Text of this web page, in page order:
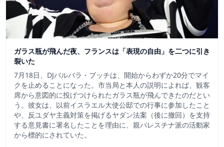
ガラス瓶が飛んだ夜、フランスは「表現の自由」を二つに引き
裂いた
7月18日、DJバルバラ・ブッチは、開始からわずか20分でマイ
クを止めることになった。市当局と本人の説明によれば、観客
席から意図的に投げつけられたガラス瓶が飛んできたのだとい
う。彼女は、以前イスラエル大使公邸での行事に参加したこと
や、反ユダヤ主義対策を掲げるヤダン法案（後に撤回）を支持
する意見書に署名したことを理由に、親パレスチナ派の活動家
から標的にされていた。